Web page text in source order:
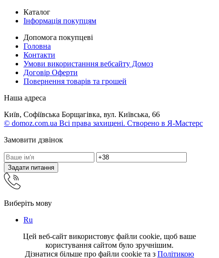
Каталог
Інформація покупцям
Допомога покупцеві
Головна
Контакти
Умови використанння вебсайту Домоз
Договір Оферти
Повернення товарів та грошей
Наша адреса
Київ, Софіївська Борщагівка, вул. Київська, 66
© domoz.com.ua Всі права захищені. Створено в Я-Мастерс
Замовити дзвінок
Задати питання
Виберіть мову
Ru
Цей веб-сайт використовує файли cookie, щоб ваше
користування сайтом було зручнішим.
Дізнатися більше про файли cookie та з Політикою